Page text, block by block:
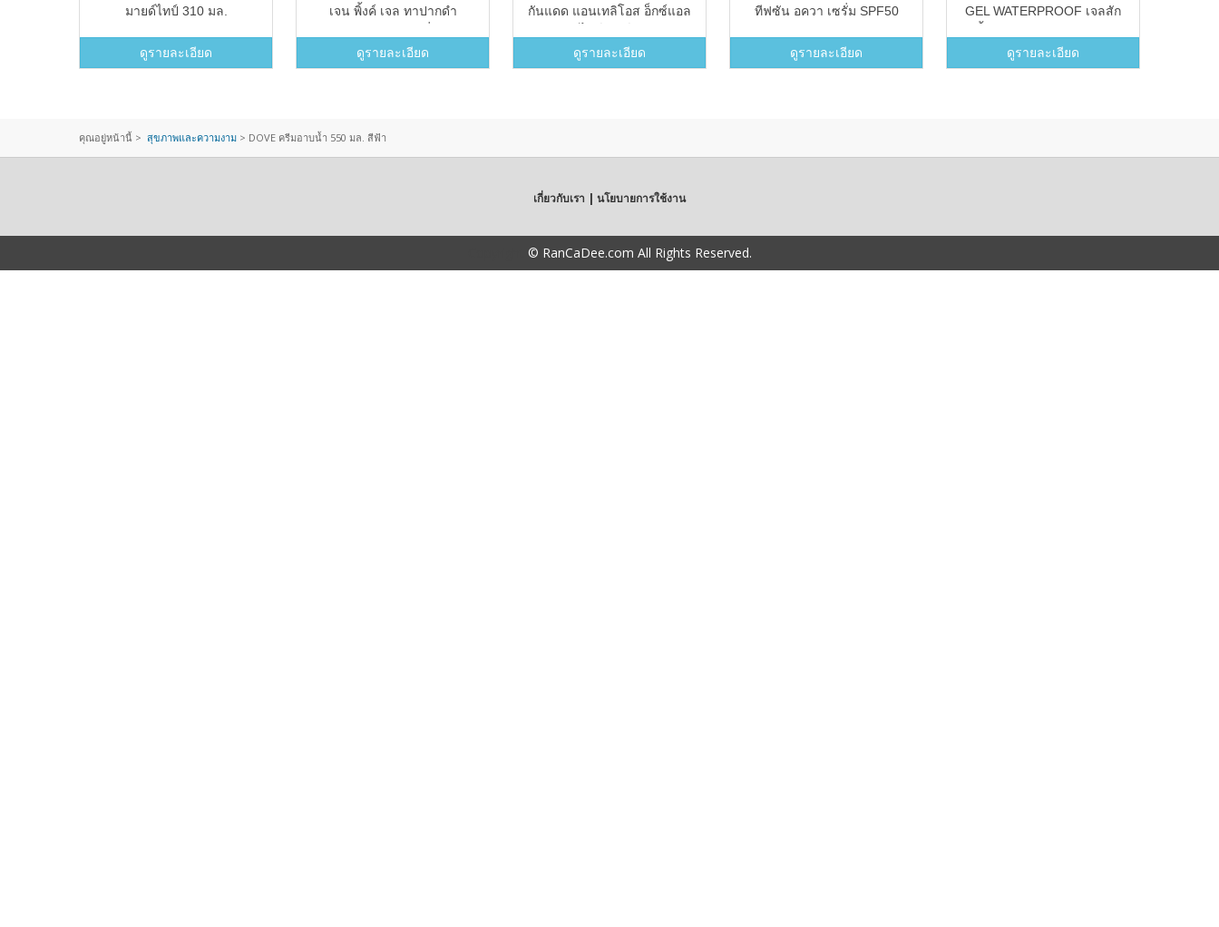
มายด์ไทป์ 310 มล.
ดูรายละเอียด
เจน พิ้งค์ เจล ทาปากดำ
Suphamas ผงขัดหน้ามังคุด
สุภมาศ
ดูรายละเอียด
กันแดด แอนเทลิโอส อ็กซ์แอล
50+ 200 มล.
ดูรายละเอียด
ทีฟซัน อควา เซรั่ม SPF50
ดูรายละเอียด
GEL WATERPROOF เจลสัก
(3.5g.) (Mocha Brown)
ดูรายละเอียด
คุณอยู่หน้านี้ > สุขภาพและความงาม > DOVE ครีมอาบน้ำ 550 มล. สีฟ้า
เกี่ยวกับเรา | นโยบายการใช้งาน
© RanCaDee.com All Rights Reserved.